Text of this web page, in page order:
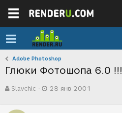
Adobe Photoshop
Глюки Фотошопа 6.0 !!!
в
о
Slavchic
а
28 янв 2001